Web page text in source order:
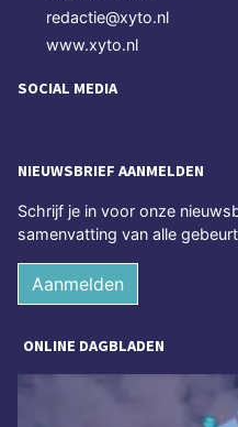
redactie@xyto.nl
www.xyto.nl
SOCIAL MEDIA
NIEUWSBRIEF AANMELDEN
Schrijf je in voor onze
samenvatting van alle
Aanmelden
ONLINE DAGBLADEN